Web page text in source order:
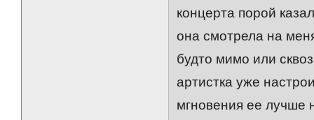
концерта порой
она смотрела на
будто мимо или
артистка уже
мгновения ее лучше